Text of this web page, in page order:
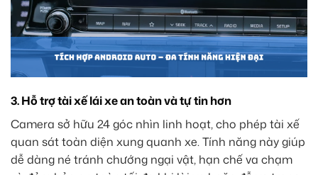
3. Hỗ trợ tài xế lái xe an toàn và tự tin hơn
Camera sở hữu 24 góc nhìn linh hoạt, cho phép tài xế
quan sát toàn diện xung quanh xe. Tính năng này giúp
dễ dàng né tránh chướng ngại vật, hạn chế va chạm